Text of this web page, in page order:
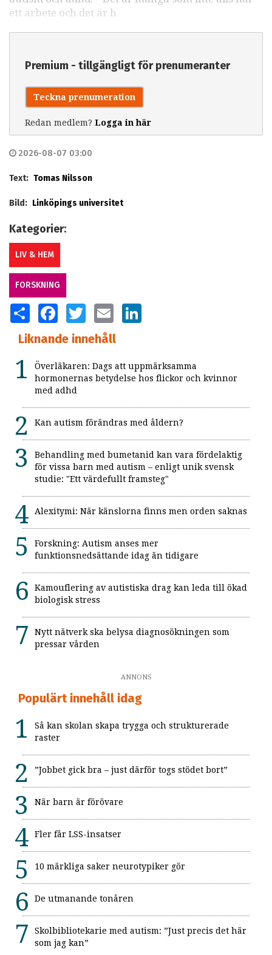
ett arbete och det är h
Premium - tillgängligt för prenumeranter
Teckna prenumeration
Redan medlem? Logga in här
2026-08-07 03:00
Text: Tomas Nilsson
Bild: Linköpings universitet
Kategorier:
LIV & HEM
FORSKNING
SHARE FACEBOOKTWITTER EMAIL
Liknande innehåll
Överläkaren: Dags att uppmärksamma
hormonernas betydelse hos flickor och kvinnor
med adhd
Kan autism förändras med åldern?
Behandling med bumetanid kan vara fördelaktig
för vissa barn med autism – enligt unik svensk
studie: "Ett värdefullt framsteg"
Alexitymi: När känslorna finns men orden saknas
Forskning: Autism anses mer
funktionsnedsättande idag än tidigare
Kamouflering av autistiska drag kan leda till ökad
biologisk stress
Nytt nätverk ska belysa diagnosökningen som
pressar vården
ANNONS
Populärt innehåll idag
Så kan skolan skapa trygga och strukturerade
raster
”Jobbet gick bra – just därför togs stödet bort”
När barn är förövare
Fler får LSS-insatser
10 märkliga saker neurotypiker gör
De utmanande tonåren
Skolbibliotekarie med autism: ”Just precis det här
som jag kan”